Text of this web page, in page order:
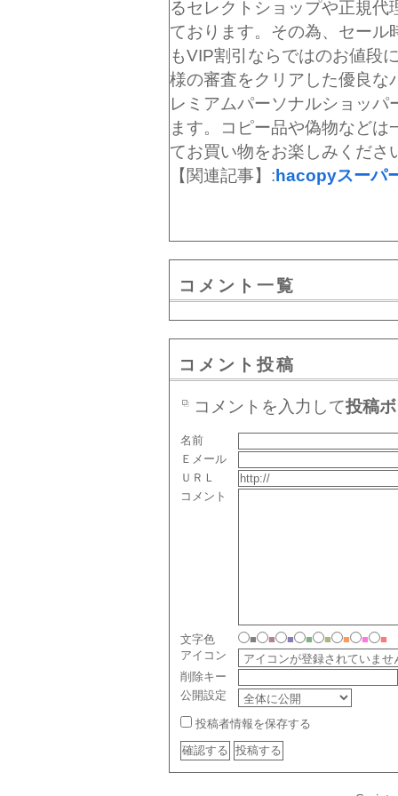
るセレクトショップや正規
ております。その為、セー
もVIP割引ならではのお値段
様の審査をクリアした優良な
レミアムパーソナルショッ
ます。コピー品や偽物など
てお買い物をお楽しみくださ
【関連記事】:hacopyスーパ
コメント一覧
コメント投稿
コメントを入力して投稿
名前
Ｅメール
ＵＲＬ
コメント
文字色 ■ ■ ■ ■ ■ ■ ■
■
アイコン
削除キー
公開設定
投稿者情報を保存する